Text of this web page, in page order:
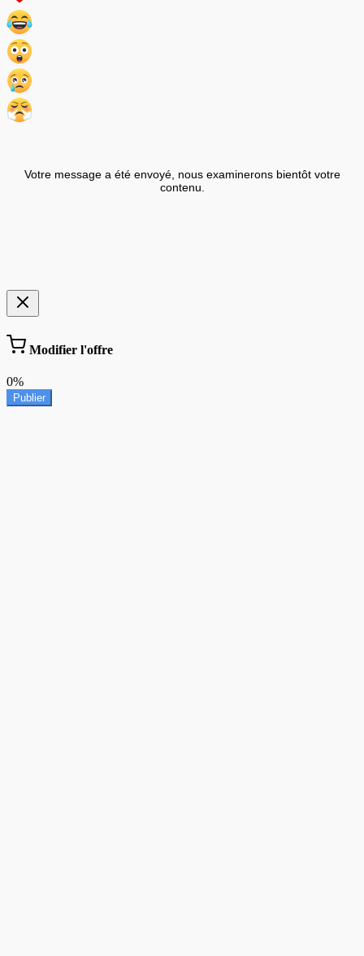
Votre message a été envoyé, nous examinerons bientôt votre
contenu.
Modifier l'offre
0%
Publier